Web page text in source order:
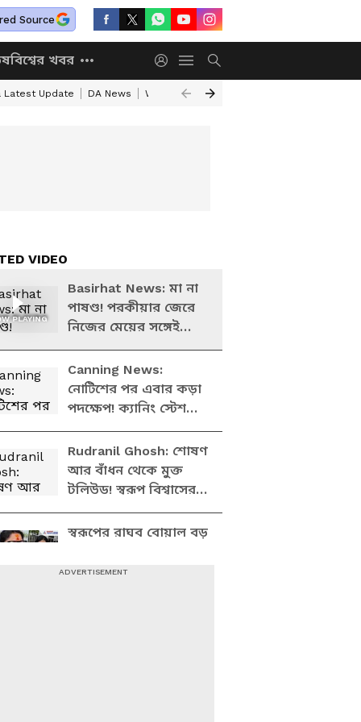
Source
বিশ্বের খবর
Latest Update DA News WB Annapurna Yojana New Portal
VIDEO
PLAYING
Basirhat News: মা না
পাষণ্ড! পরকীয়ার জেরে
নিজের মেয়ের সঙ্গেই
এইরকম করল, দেখলে
শিউরে উঠবেন
Canning News:
নোটিশের পর এবার কড়া
পদক্ষেপ! ক্যানিং স্টেশনে
হকার উচ্ছেদে রেলের বড়
অ্যাকশন
Rudranil Ghosh: শোষণ
আর বাঁধন থেকে মুক্ত
টলিউড! স্বরূপ বিশ্বাসের
গ্রেফতারি নিয়ে কী
বললেন রুদ্রনীল
স্বরূপের রাঘব বোয়াল বড়
এবার অরূপ বিশ্বাসের